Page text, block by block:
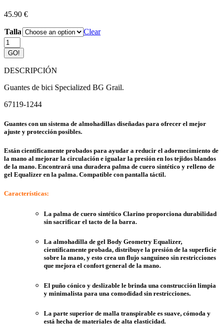
45.90 €
Talla
Clear
Guantes
de
bicicleta
Specialized
Grail
GO!
DESCRIPCIÓN
Guantes de bici Specialized BG Grail.
67119-1244
Guantes con un sistema de almohadillas diseñadas para ofrecer el mejor
ajuste y protección posibles.
Están científicamente probados para ayudar a reducir el adormecimiento de
la mano al mejorar la circulación e igualar la presión en los tejidos blandos
de la mano. Encontrará una duradera palma de cuero sintético y relleno de
gel Equalizer en la palma. Compatible con pantalla táctil.
Características:
La palma de cuero sintético Clarino proporciona durabilidad
sin sacrificar el tacto de la barra.
La almohadilla de gel Body Geometry Equalizer,
científicamente probada, distribuye la presión de la superficie
sobre la mano, y esto crea un flujo sanguíneo sin restricciones
que mejora el confort general de la mano.
El puño cónico y deslizable le brinda una construcción limpia
y minimalista para una comodidad sin restricciones.
La parte superior de malla transpirable es suave, cómoda y
está hecha de materiales de alta elasticidad.